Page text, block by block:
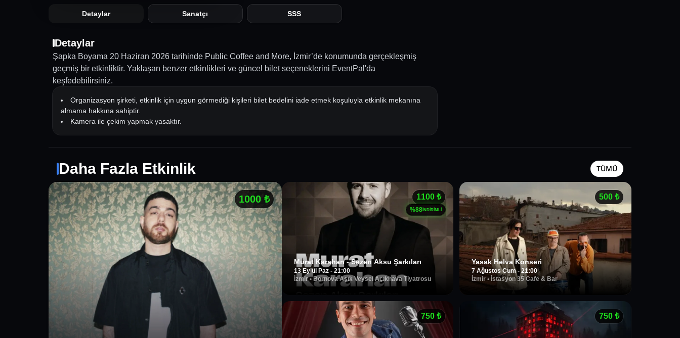
Detaylar Sanatçı SSS
Detaylar
Şapka Boyama 20 Haziran 2026 tarihinde Public Coffee and More, İzmir’de konumunda gerçekleşmiş
geçmiş bir etkinliktir. Yaklaşan benzer etkinlikleri ve güncel bilet seçeneklerini EventPal'da
keşfedebilirsiniz.
Organizasyon şirketi, etkinlik için uygun görmediği kişileri bilet bedelini iade etmek koşuluyla etkinlik mekanına
almama hakkına sahiptir.
Kamera ile çekim yapmak yasaktır.
Daha Fazla Etkinlik TÜMÜ
1000₺ 1100 ₺
%88İNDİRİMLİ
Murat Karahan - Sezen Aksu Şarkıları
13 Eylül Paz - 21:00
İzmir•Bornova Aşık Veysel Açıkhava Tiyatrosu
500₺
Yasak Helva Konseri
7 Ağustos Cum - 21:00
İzmir • İstasyon 35 Cafe & Bar
750 ₺ 750₺